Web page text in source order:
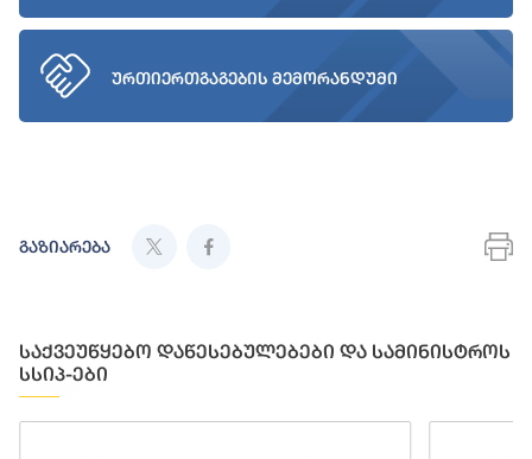
ურთიერთგაგების მემორანდუმი
გაზიარება
საქვეუწყებო დაწესებულებები და სამინისტროს
სსიპ-ები